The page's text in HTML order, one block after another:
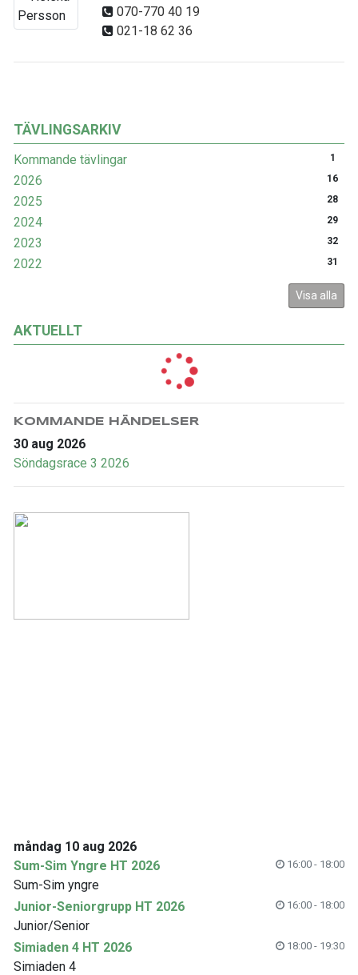
TÄVLINGSARKIV
Kommande tävlingar 1
2026 16
2025 28
2024 29
2023 32
2022 31
Visa alla
AKTUELLT
KOMMANDE HÄNDELSER
30 aug 2026
Söndagsrace 3 2026
070-770 40 19
021-18 62 36
måndag 10 aug 2026
Sum-Sim Yngre HT 2026
16:00 - 18:00
Sum-Sim yngre
Junior-Seniorgrupp HT 2026
16:00 - 18:00
Junior/Senior
Simiaden 4 HT 2026
18:00 - 19:30
Simiaden 4